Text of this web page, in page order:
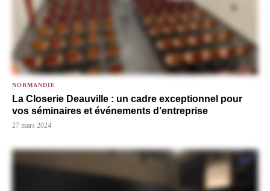
NORMANDIE
La Closerie Deauville : un cadre exceptionnel pour
vos séminaires et événements d’entreprise
27 mars 2024